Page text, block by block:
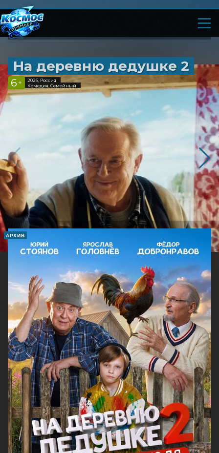
На деревню дедушке 2
6 +
2026, Россия
Комедия, Семейный
АРХИВ